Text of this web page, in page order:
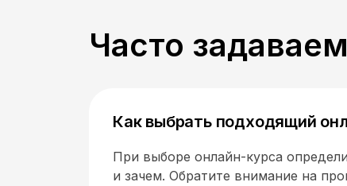
Часто
Как выбрать подходящий
При выборе онлайн-курса
и зачем. Обратите внимание на